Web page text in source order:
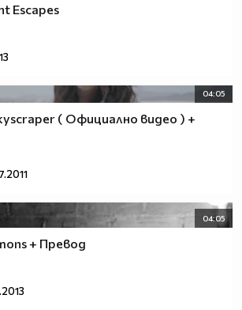
Escapes
04:05
( Официално видео ) +
04:05
+ Превод